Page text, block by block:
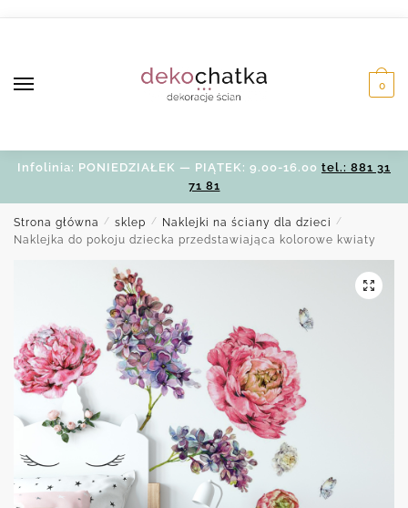
0
Infolinia: PONIEDZIAŁEK — PIĄTEK: 9.00-16.00 tel.: 881 31
71 81
Strona główna / sklep / Naklejki na ściany dla dzieci /
Naklejka do pokoju dziecka przedstawiająca kolorowe kwiaty